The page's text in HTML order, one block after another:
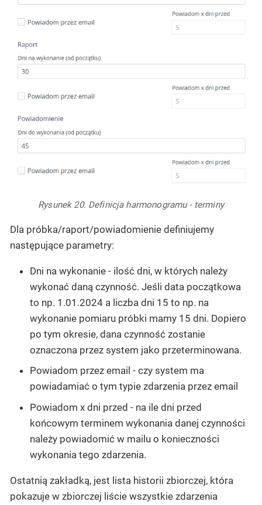
Rysunek 20. Definicja harmonogramu - terminy
Dla próbka/raport/powiadomienie definiujemy
następujące parametry:
Dni na wykonanie - ilość dni, w których należy
wykonać daną czynność. Jeśli data początkowa
to np. 1.01.2024 a liczba dni 15 to np. na
wykonanie pomiaru próbki mamy 15 dni. Dopiero
po tym okresie, dana czynność zostanie
oznaczona przez system jako przeterminowana.
Powiadom przez email - czy system ma
powiadamiać o tym typie zdarzenia przez email
Powiadom x dni przed - na ile dni przed
końcowym terminem wykonania danej czynności
należy powiadomić w mailu o konieczności
wykonania tego zdarzenia.
Ostatnią zakładką, jest lista historii zbiorczej, która
pokazuje w zbiorczej liście wszystkie zdarzenia